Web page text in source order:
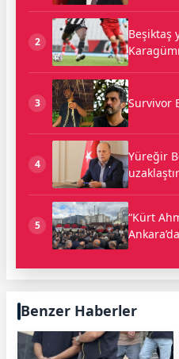
2
Beşiktaş
3 Survivor
4
Yüreğir
5
“Kürt
Benzer Haberler